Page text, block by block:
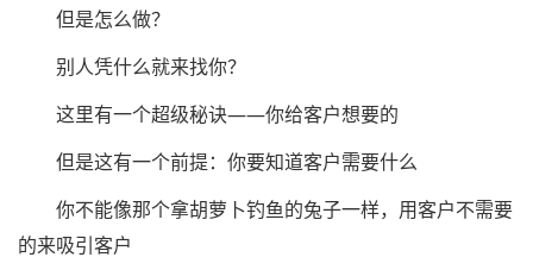
但是怎么做？
别人凭什么就来找你？
这里有一个超级秘诀——你给客户想要的
但是这有一个前提：你要知道客户需要什么
你不能像那个拿胡萝卜钓鱼的兔子一样，用客户不需要
的来吸引客户